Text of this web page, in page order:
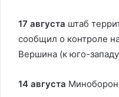
17 августа штаб
сообщил о контроле
Вершина (к юго-
14 августа